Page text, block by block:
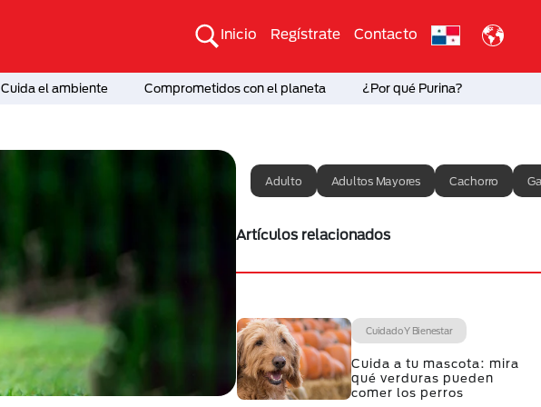
Inicio Regístrate Contacto
Cuida el ambiente Comprometidos con el planeta ¿Por qué Purina?
Adulto Adultos Mayores Cachorro
Artículos relacionados
Cuidado Y Bienestar
Cuida a tu mascota: mira
qué verduras pueden
comer los perros